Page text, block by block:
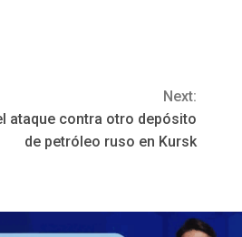
Next:
ataque contra otro depósito
de petróleo ruso en Kursk